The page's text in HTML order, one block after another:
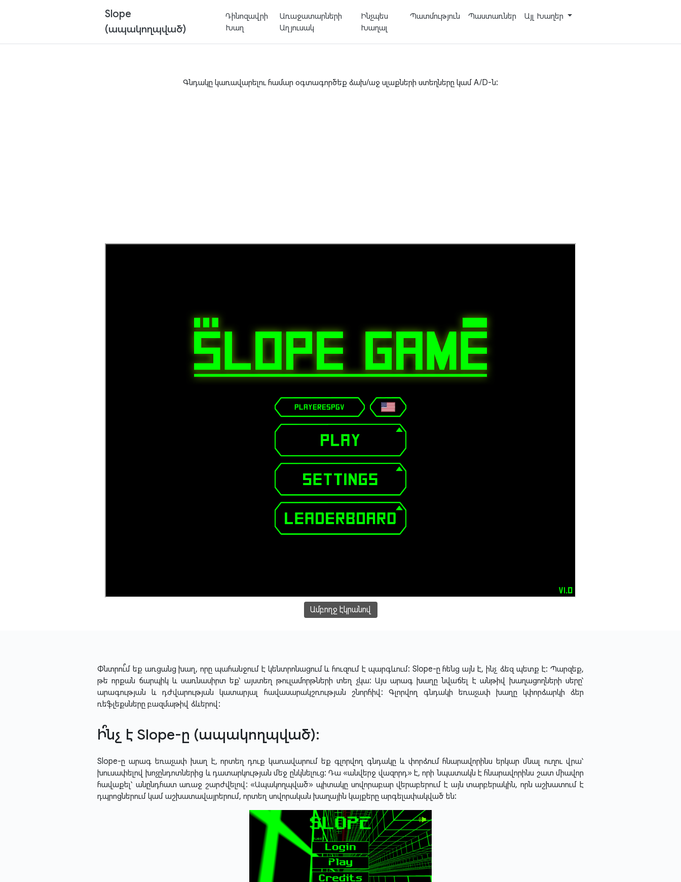
Slope
(ապակողպված)
Դինոզավրի
Խաղ
Առաջատարների
Աղյուսակ
Ինչպես
Խաղալ
Պատմություն Պաստառներ Այլ Խաղեր
Գնդակը կառավարելու համար օգտագործեք ձախ/աջ սլաքների ստեղները կամ A/D-ն:
Ամբողջ էկրանով
Փնտրու՞մ եք առցանց խաղ, որը պահանջում է կենտրոնացում և հուզում է պարգևում: Slope-ը հենց այն է, ինչ ձեզ պետք է: Պարզեք,
թե որքան ճարպիկ և սառնասիրտ եք՝ այստեղ թուլամորթների տեղ չկա: Այս արագ խաղը նվաճել է անթիվ խաղացողների սերը՝
արագության և դժվարության կատարյալ հավասարակշռության շնորհիվ: Գլորվող գնդակի եռաչափ խաղը կփորձարկի ձեր
ռեֆլեքսները բազմաթիվ ձևերով:
Ի՞նչ է Slope-ը (ապակողպված):
Slope-ը արագ եռաչափ խաղ է, որտեղ դուք կառավարում եք գլորվող գնդակը և փորձում հնարավորինս երկար մնալ ուղու վրա՝
խուսափելով խոչընդոտներից և դատարկության մեջ ընկնելուց: Դա «անվերջ վազորդ» է, որի նպատակն է հնարավորինս շատ միավոր
հավաքել՝ անընդհատ առաջ շարժվելով: «Ապակողպված» պիտակը սովորաբար վերաբերում է այն տարբերակին, որն աշխատում է
դպրոցներում կամ աշխատավայրերում, որտեղ սովորական խաղային կայքերը արգելափակված են: